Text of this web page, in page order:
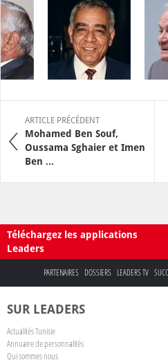
ARTICLE PRÉCÉDENT
Mohamed Ben Souf,
Oussama Sghaier et Imen
Ben ...
Téléchargez les applications
Leaders
PARTENAIRES DOSSIERS LEADERS TV
SUR LEADERS
Actualités Tunisie
Annuaire de personnalités
Qui sommes nous